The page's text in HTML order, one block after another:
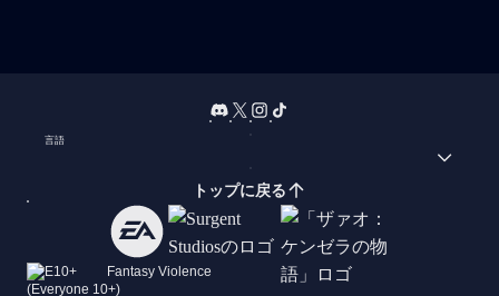
言語
トップに戻る
Fantasy Violence